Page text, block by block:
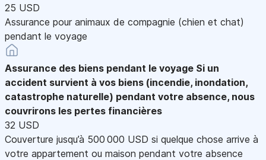
25 USD
Assurance pour animaux de compagnie (chien et chat)
pendant le voyage
Assurance des biens pendant le voyage Si un
accident survient à vos biens (incendie, inondation,
catastrophe naturelle) pendant votre absence, nous
couvrirons les pertes financières
32 USD
Couverture jusqu’à 500 000 USD si quelque chose arrive à
votre appartement ou maison pendant votre absence